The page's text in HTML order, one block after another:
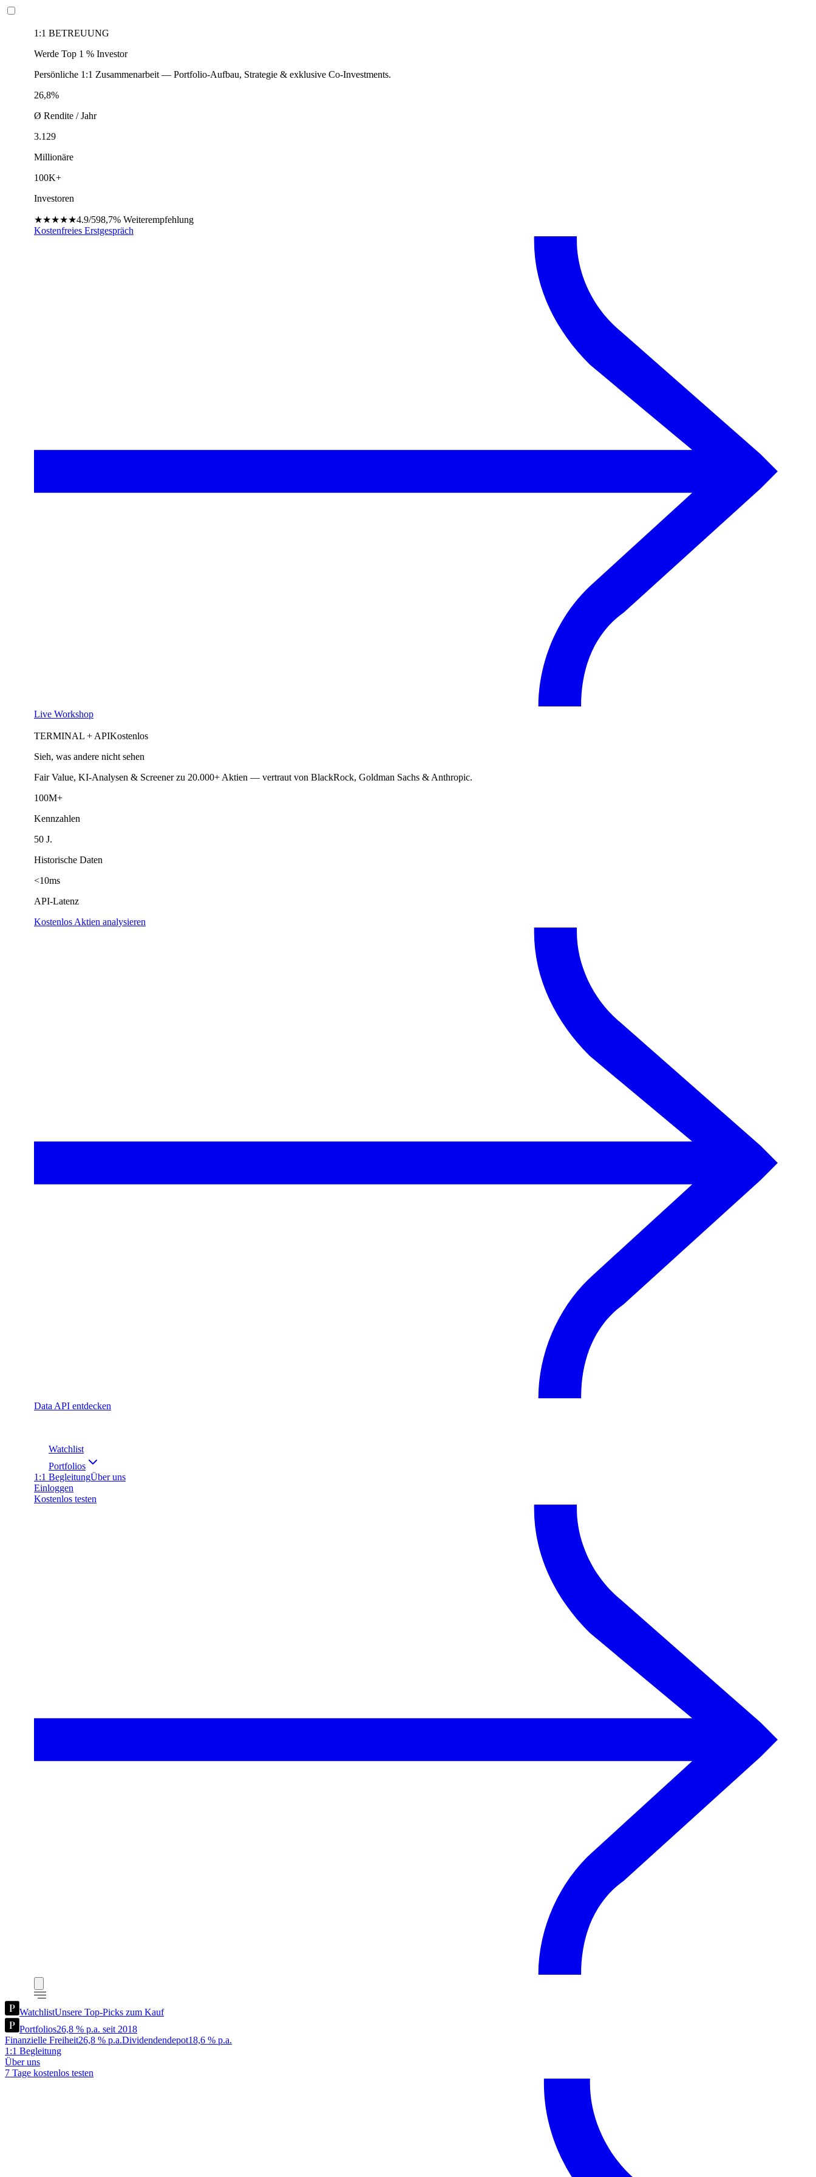
1:1 BETREUUNG
Werde Top 1 % Investor
Persönliche 1:1 Zusammenarbeit — Portfolio-Aufbau, Strategie & exklusive Co-Investments.
26,8%
Ø Rendite / Jahr
3.129
Millionäre
100K+
Investoren
★★★★★4.9/598,7% Weiterempfehlung
Kostenfreies Erstgespräch
Live Workshop
TERMINAL + APIKostenlos
Sieh, was andere nicht sehen
Fair Value, KI-Analysen & Screener zu 20.000+ Aktien — vertraut von BlackRock, Goldman Sachs & Anthropic.
100M+
Kennzahlen
50 J.
Historische Daten
<10ms
API-Latenz
Kostenlos Aktien analysieren
Data API entdecken
Watchlist
Portfolios
1:1 BegleitungÜber uns
Einloggen
Kostenlos testen
WatchlistUnsere Top-Picks zum Kauf
Portfolios26,8 % p.a. seit 2018
Finanzielle Freiheit26,8 % p.a.Dividendendepot18,6 % p.a.
1:1 Begleitung
Über uns
7 Tage kostenlos testen